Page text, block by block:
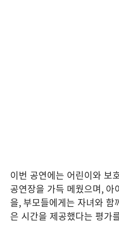
이번 공연에는 어린이와 보
공연장을 가득 메웠으며, 아
을, 부모들에게는 자녀와 함
은 시간을 제공했다는 평가